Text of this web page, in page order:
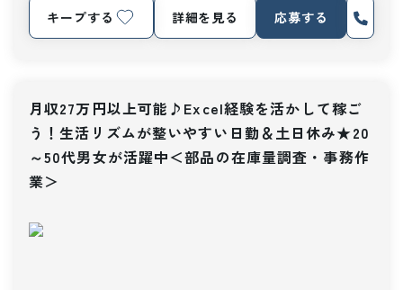
キープする 詳細を見る 応募する
月収27万円以上可能♪Excel経験を活かして稼ご
う！生活リズムが整いやすい日勤＆土日休み★20
～50代男女が活躍中＜部品の在庫量調査・事務作
業＞